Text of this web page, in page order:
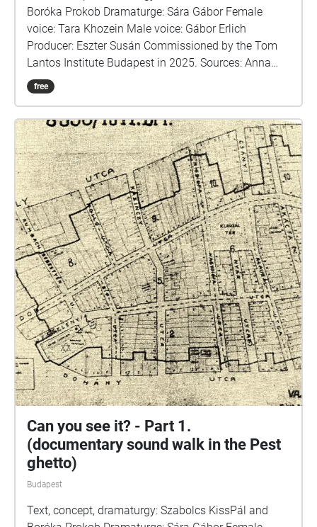
Boróka Prokob Dramaturge: Sára Gábor Female
voice: Tara Khozein Male voice: Gábor Erlich
Producer: Eszter Susán Commissioned by the Tom
Lantos Institute Budapest in 2025. Sources: Anna
Perczel: Defenceless Heritage / Krisztián Ungváry,
Randolph L. Braham: The Politics of Genocide /
Shadow of Dictatorships / Jewish Budapest, editor:
Géza Komoróczy / Dr. Ágnes Ságvári: Let us
remember the victims\_Holocaust of the Jewish
community in Budapest\_1994 / Hungarian Jewish
Museum and Archives / László Bernát Veszprémy:
Traitors to our fellow sufferers? / Ernő Munkácsi:
How did it happen? / Szabolcs Szita: The struggle for
survival in the Pest ghetto / Tim Cole: Holocaust city
/ Memories of the Budapest Ghetto, edited by Gábor
Dombi https://www.csillagoshazak.hu/
free
Can you see it? - Part 1.
(documentary sound walk in the Pest
ghetto)
Budapest
Text, concept, dramaturgy: Szabolcs KissPál and